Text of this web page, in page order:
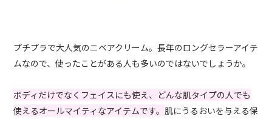
プチプラで大人気のニベアクリーム。長年のロングセラーアイテ
ムなので、使ったことがある人も多いのではないでしょうか。
ボディだけでなくフェイスにも使え、どんな肌タイプの人でも
使えるオールマイティなアイテムです。 肌にうるおいを与える保